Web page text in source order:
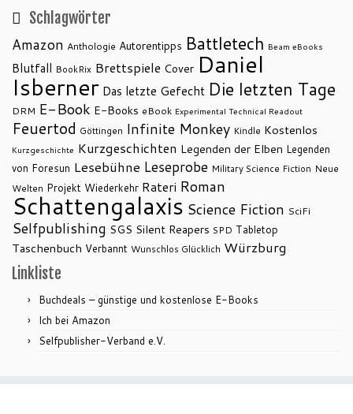
Schlagwörter
Amazon Anthologie Autorentipps Battletech Beam eBooks
Blutfall BookRix Brettspiele Cover Daniel
Isberner Das letzte Gefecht Die letzten Tage
DRM E-Book E-Books eBook Experimental Technical Readout
Feuertod Göttingen Infinite Monkey Kindle Kostenlos
Kurzgeschichte Kurzgeschichten Legenden der Elben Legenden
von Foresun Lesebühne Leseprobe Military Science Fiction Neue
Welten Projekt Wiederkehr Rateri Roman
Schattengalaxis Science Fiction SciFi
Selfpublishing SGS Silent Reapers SPD Tabletop
Taschenbuch Verbannt Wunschlos Glücklich Würzburg
Linkliste
Buchdeals – günstige und kostenlose E-Books
Ich bei Amazon
Selfpublisher-Verband e.V.